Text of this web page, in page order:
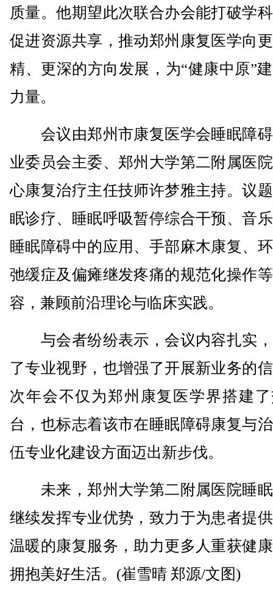
质量。他期望此次联合办会能打破学
促进资源共享，推动郑州康复医学向
精、更深的方向发展，为“健康中原”
力量。
会议由郑州市康复医学会睡眠障
业委员会主委、郑州大学第二附属医
心康复治疗主任技师许梦雅主持。议
眠诊疗、睡眠呼吸暂停综合干预、音
睡眠障碍中的应用、手部麻木康复、
弛缓症及偏瘫继发疼痛的规范化操作
容，兼顾前沿理论与临床实践。
与会者纷纷表示，会议内容扎实
了专业视野，也增强了开展新业务的
次年会不仅为郑州康复医学界搭建
台，也标志着该市在睡眠障碍康复与
伍专业化建设方面迈出新步伐。
未来，郑州大学第二附属医院睡
继续发挥专业优势，致力于为患者提
温暖的康复服务，助力更多人重获健
拥抱美好生活。(崔雪晴 郑源/文图)